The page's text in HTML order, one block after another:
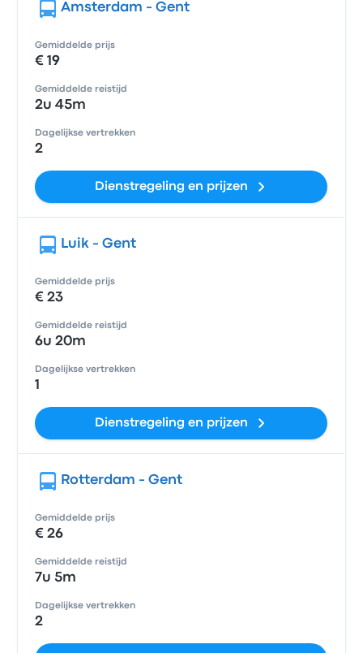
Amsterdam - Gent
Gemiddelde prijs
€ 19
Gemiddelde reistijd
2u 45m
Dagelijkse vertrekken
2
Dienstregeling en prijzen
Luik - Gent
Gemiddelde prijs
€ 23
Gemiddelde reistijd
6u 20m
Dagelijkse vertrekken
1
Dienstregeling en prijzen
Rotterdam - Gent
Gemiddelde prijs
€ 26
Gemiddelde reistijd
7u 5m
Dagelijkse vertrekken
2